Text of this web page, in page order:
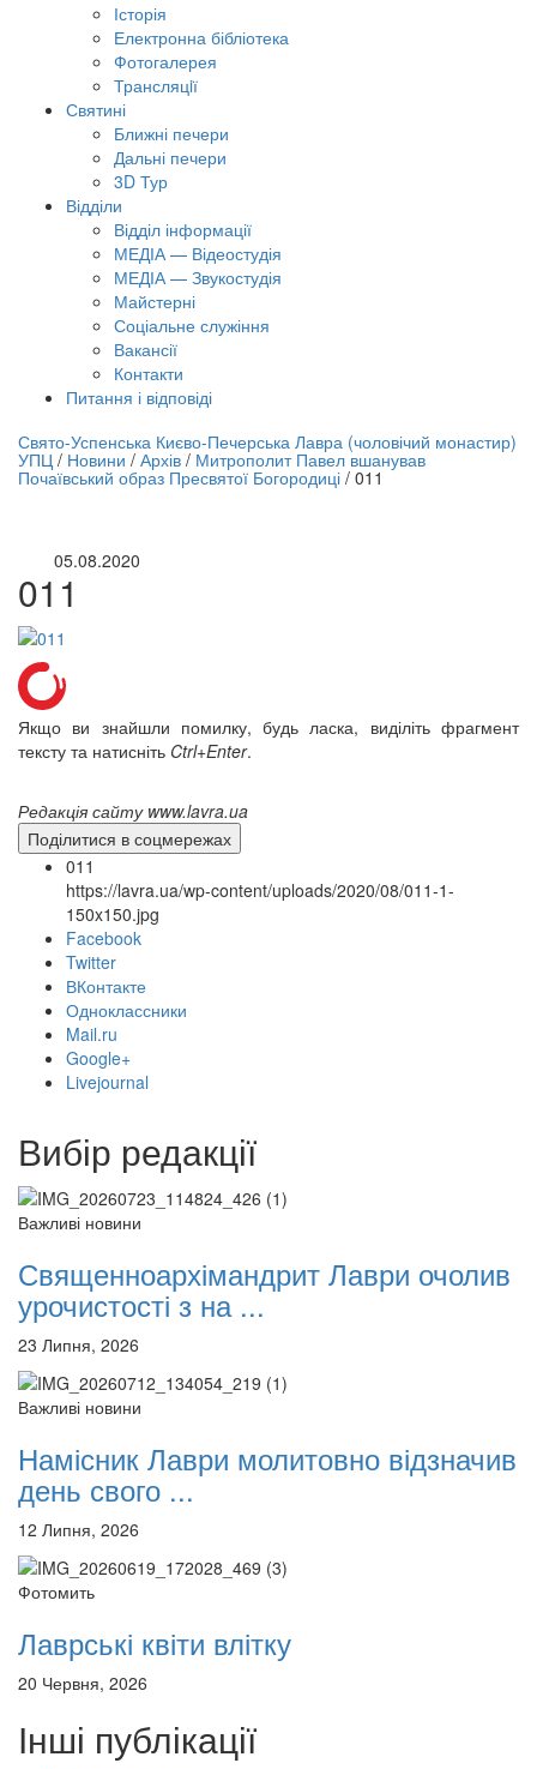
Історія
Електронна бібліотека
Фотогалерея
Трансляцiї
Святині
Ближні печери
Дальні печери
3D Тур
Відділи
Відділ інформації
МЕДІА — Відеостудія
МЕДІА — Звукостудія
Майстерні
Соціальне служіння
Вакансії
Контакти
Питання і відповіді
трансляція |
12 вересня
трансляції
онлайн трансляції
12 сентября 2015
12 сентября 2015
12 сентября 2015Название трансляции
12 сентября 2015
Название трансляции
12 сентября 2015Название трансляции
12 сентября 2015
Перейти до архіву
Свято-Успенська Києво-Печерська Лавра (чоловічий монастир)
УПЦ / Новини / Архів / Митрополит Павел вшанував
Почаївський образ Пресвятої Богородиці / 011
05.08.2020
011
Якщо ви знайшли помилку, будь ласка, виділіть фрагмент
тексту та натисніть Ctrl+Enter.
Редакція сайту www.lavra.ua
Поділитися в соцмережах
011
https://lavra.ua/wp-content/uploads/2020/08/011-1-
150x150.jpg
Facebook
Twitter
ВКонтакте
Одноклассники
Mail.ru
Google+
Livejournal
Вибір редакції
Важливі новини
Священноархімандрит Лаври очолив
урочистості з на ...
23 Липня, 2026
Важливі новини
Намісник Лаври молитовно відзначив
день свого ...
12 Липня, 2026
Фотомить
Лаврські квіти влітку
20 Червня, 2026
Інші публікації